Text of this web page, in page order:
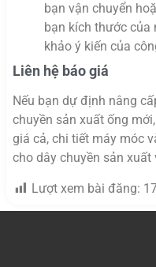
bạn vận chuyển
bạn kích thước của
khảo ý kiến ​​của
Liên hệ báo giá
Nếu bạn dự định nâng
chuyền sản xuất ống
giá cả, chi tiết máy móc
cho dây chuyền sản
Lượt xem bài đăng: